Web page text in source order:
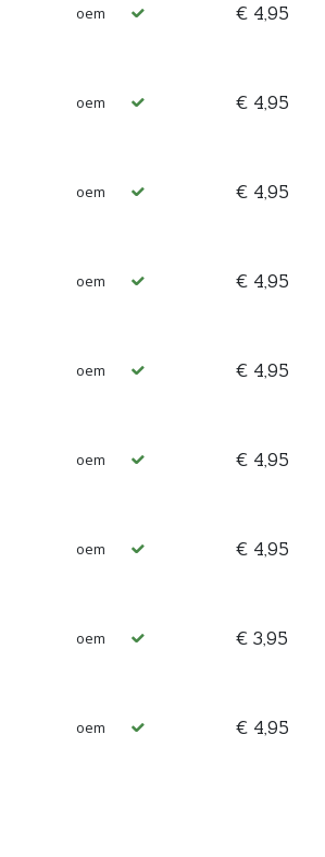
oem € 4,95
oem € 4,95
oem € 4,95
oem € 4,95
oem € 4,95
oem € 4,95
oem € 4,95
oem € 3,95
oem € 4,95